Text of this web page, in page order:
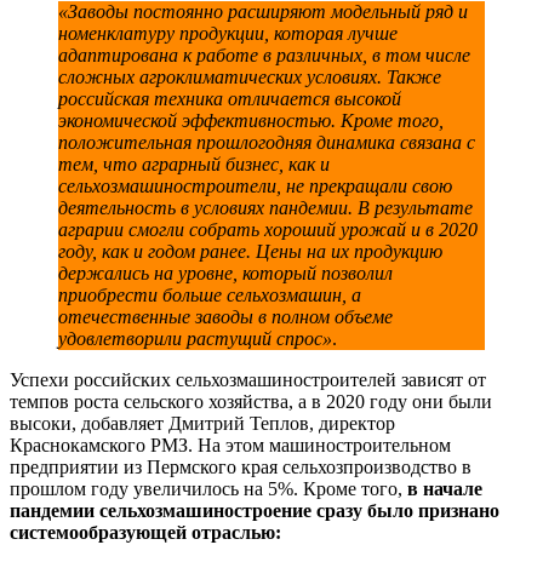
«Заводы постоянно расширяют модельный ряд и
номенклатуру продукции, которая лучше
адаптирована к работе в различных, в том числе
сложных агроклиматических условиях. Также
российская техника отличается высокой
экономической эффективностью. Кроме того,
положительная прошлогодняя динамика связана с
тем, что аграрный бизнес, как и
сельхозмашиностроители, не прекращали свою
деятельность в условиях пандемии. В результате
аграрии смогли собрать хороший урожай и в 2020
году, как и годом ранее. Цены на их продукцию
держались на уровне, который позволил
приобрести больше сельхозмашин, а
отечественные заводы в полном объеме
удовлетворили растущий спрос».
Успехи российских сельхозмашиностроителей зависят от
темпов роста сельского хозяйства, а в 2020 году они были
высоки, добавляет Дмитрий Теплов, директор
Краснокамского РМЗ. На этом машиностроительном
предприятии из Пермского края сельхозпроизводство в
прошлом году увеличилось на 5%. Кроме того, в начале
пандемии сельхозмашиностроение сразу было признано
системообразующей отраслью: